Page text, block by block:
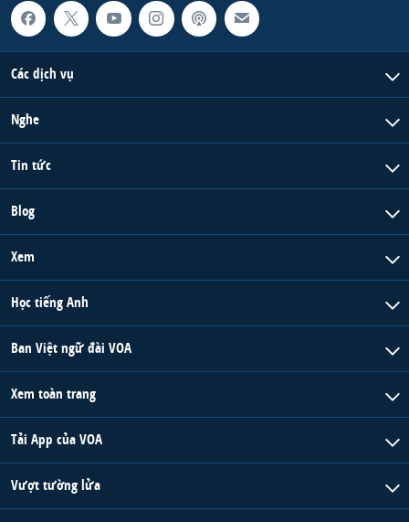
Các dịch vụ
Nghe
Tin tức
Blog
Xem
Học tiếng Anh
Ban Việt ngữ đài VOA
Xem toàn trang
Tải App của VOA
Vượt tường lửa